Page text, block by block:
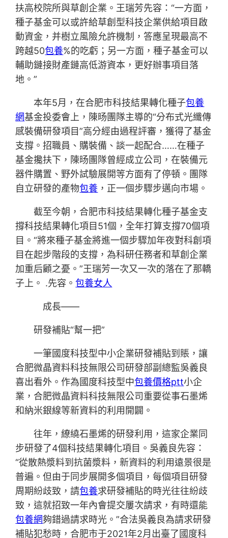
扶高校院所與草創企業。王瑞芳先容：“一方面，
種子基金可以或許給草創型科技企業供給項目啟
動資金，并樹立風險允許機制，答應呈現最高不
跨越50包養%的吃虧；另一方面，種子基金可以
輔助鏈接財產鏈高低游資本，更好辦事項目落
地。”
本年5月，在合肥市科技結果轉化種子包養
網基金投委會上，陳旸團隊主導的“分布式光纖傳
感裝備研發項目”高分經由過程評審，獲得了基金
支撐。招職員、購裝備、談一起配合……在種子
基金攙扶下，陳旸團隊曾經成立公司，在裝備元
器件購置、野外試驗展開等方面有了停頓。團隊
自立研發的產物包養 ，正一個步驟步邁向市場。
截至今朝，合肥市科技結果轉化種子基金支
撐科技結果轉化項目51個，全年打算支撐70個項
目。“將來種子基金將進一個步驟加年夜對科創項
目在起步階段的支撐，為科研任務者和草創企業
加重后顧之憂。”王瑞芳一次又一次的落在了那轎
子上。 .先容。包養女人
成長——
研發補貼“幫一把”
一筆國度科技型中小企業研發補貼到賬，讓
合肥微晶資料科技無限公司研發部副總監吳義良
喜出看外。作為國度科技型中包養價格ptt小企
業，合肥微晶資料科技無限公司重要從事石墨烯
和納米銀線等新資料的利用開闢。
往年，繚繞石墨烯的研發利用，這家企業同
步研發了4個科技結果轉化項目。吳義良先容：
“從散熱漿料到抗菌漿料，新資料的利用遠景很是
普遍。但由于同步展開多個項目，每個項目研發
周期紛歧致，請包養求研發補貼的時光往往紛歧
致，這就招致一年內會提交屢次請求，有時還能
包養網夠錯過請求時光。”合法吳義良為請求研發
補貼犯愁時，合肥市于2021年2月出臺了國度科